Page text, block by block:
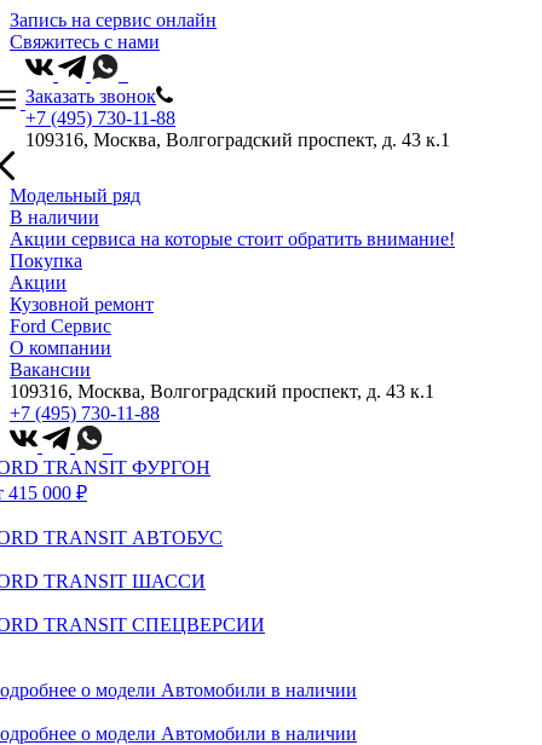
Запись на сервис онлайн
Свяжитесь с нами
Заказать звонок
+7 (495) 730-11-88
109316, Москва, Волгоградский проспект, д. 43 к.1
Модельный ряд
В наличии
Акции сервиса на которые стоит обратить внимание!
Покупка
Акции
Кузовной ремонт
Ford Сервис
О компании
Вакансии
109316, Москва, Волгоградский проспект, д. 43 к.1
+7 (495) 730-11-88
TRANSIT ФУРГОН
415 000 ₽
TRANSIT АВТОБУС
TRANSIT ШАССИ
TRANSIT СПЕЦВЕРСИИ
о модели Автомобили в наличии
о модели Автомобили в наличии